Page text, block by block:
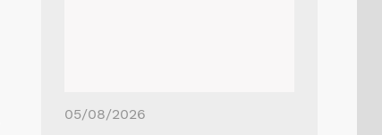
05/08/2026